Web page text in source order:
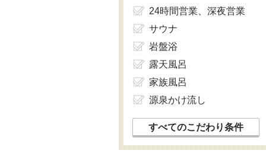
24時間営業、深夜営業
サウナ
岩盤浴
露天風呂
家族風呂
源泉かけ流し
すべてのこだわり条件